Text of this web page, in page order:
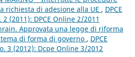
richiesta di adesione alla UE , DPCE
(2011): DPCE Online 2/2011
Approvata una legge di riforma
di forma di governo , DPCE
3 (2012): Dcpe Online 3/2012